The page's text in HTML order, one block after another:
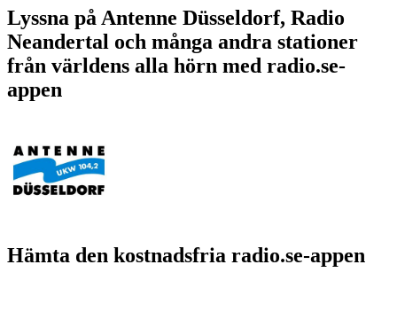
Lyssna på Antenne Düsseldorf, Radio
Neandertal och många andra stationer
från världens alla hörn med radio.se-
appen
Hämta den kostnadsfria radio.se-appen